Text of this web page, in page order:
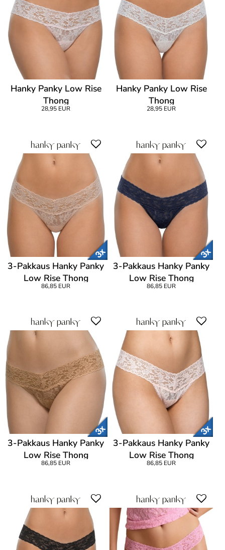
Hanky Panky Low Rise
Thong
28,95 EUR
Hanky Panky Low Rise
Thong
28,95 EUR
3-Pakkaus Hanky Panky
Low Rise Thong
86,85 EUR
3-Pakkaus Hanky Panky
Low Rise Thong
86,85 EUR
3-Pakkaus Hanky Panky
Low Rise Thong
86,85 EUR
3-Pakkaus Hanky Panky
Low Rise Thong
86,85 EUR